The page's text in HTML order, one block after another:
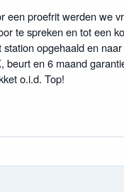
een proefrit werden we
te spreken en tot een
opgehaald en
en 6 maand
o.i.d. Top!